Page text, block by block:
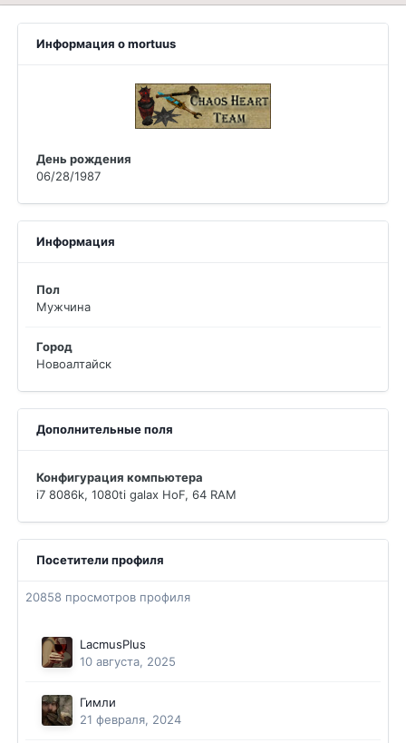
Информация о mortuus
День рождения
06/28/1987
Информация
Пол
Мужчина
Город
Новоалтайск
Дополнительные поля
Конфигурация компьютера
i7 8086k, 1080ti galax HoF, 64 RAM
Посетители профиля
20858 просмотров профиля
LacmusPlus
10 августа, 2025
Гимли
21 февраля, 2024